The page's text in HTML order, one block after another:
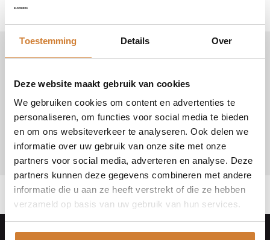
Toestemming Details Over
Deze website maakt gebruik van cookies
We gebruiken cookies om content en advertenties te
personaliseren, om functies voor social media te bieden
en om ons websiteverkeer te analyseren. Ook delen we
informatie over uw gebruik van onze site met onze
partners voor social media, adverteren en analyse. Deze
partners kunnen deze gegevens combineren met andere
informatie die u aan ze heeft verstrekt of die ze hebben
verzameld op basis van uw gebruik van hun services.
mailadres
Aanmelden